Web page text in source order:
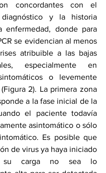
concordantes con el
diagnóstico y la historia
enfermedad, donde para
se evidencian al menos
atribuible a las bajas
especialmente en
o levemente
2). La primera zona
a la fase inicial de la
el paciente todavía
asintomático o sólo
Es posible que
de virus ya haya iniciado
su carga no sea lo